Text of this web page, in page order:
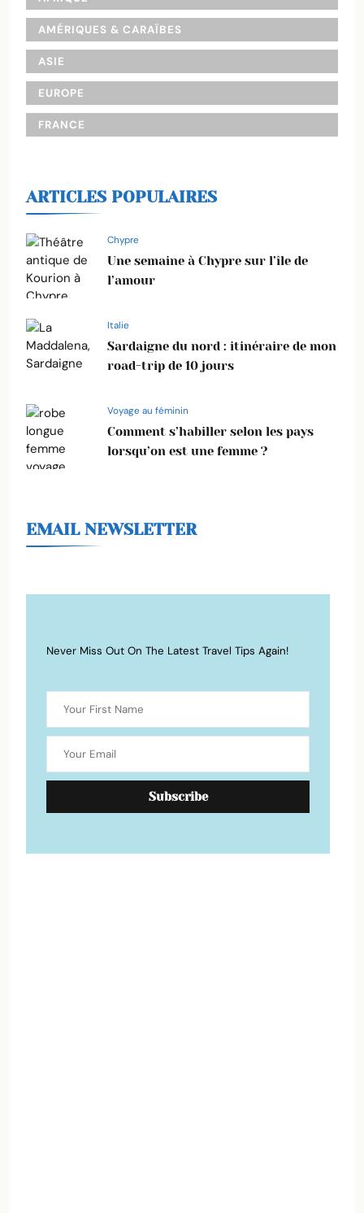
AMÉRIQUES & CARAÏBES
ASIE
EUROPE
FRANCE
ARTICLES POPULAIRES
Chypre
Une semaine à Chypre sur l’île de
l’amour
Italie
Sardaigne du nord : itinéraire de mon
road-trip de 10 jours
Voyage au féminin
Comment s’habiller selon les pays
lorsqu’on est une femme ?
EMAIL NEWSLETTER
Never Miss Out On The Latest Travel Tips Again!